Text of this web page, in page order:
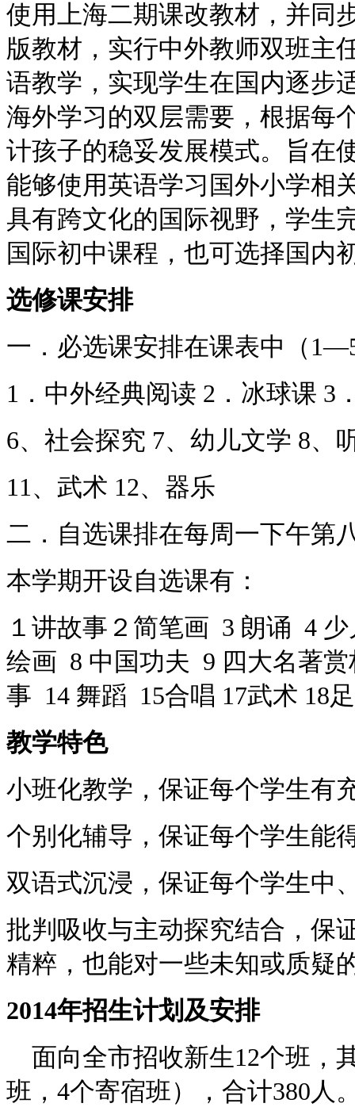
使用上海二期课改教材，并同
版教材，实行中外教师双班主
语教学，实现学生在国内逐步
海外学习的双层需要，根据每
计孩子的稳妥发展模式。旨在
能够使用英语学习国外小学相
具有跨文化的国际视野，学生
国际初中课程，也可选择国内
选修课安排
一．必选课安排在课表中（
1．中外经典阅读 2．冰球课 3
6、社会探究 7、幼儿文学 8、
11、武术 12、器乐
二．自选课排在每周一下午第
本学期开设自选课有：
１讲故事２简笔画 3 朗诵 4
绘画 8 中国功夫 9 四大名著
事 14 舞蹈 15合唱 17武术 18
教学特色
小班化教学，保证每个学生有
个别化辅导，保证每个学生能
双语式沉浸，保证每个学生中
批判吸收与主动探究结合，保
精粹，也能对一些未知或质疑
2014年招生计划及安排
面向全市招收新生12个班，
班，4个寄宿班），合计380人